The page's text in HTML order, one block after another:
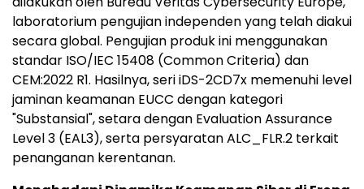
laboratorium pengujian independen yang telah diakui
secara global. Pengujian produk ini menggunakan
standar ISO/IEC 15408 (Common Criteria) dan
CEM:2022 R1. Hasilnya, seri iDS-2CD7x memenuhi level
jaminan keamanan EUCC dengan kategori
"Substansial", setara dengan Evaluation Assurance
Level 3 (EAL3), serta persyaratan ALC_FLR.2 terkait
penanganan kerentanan.